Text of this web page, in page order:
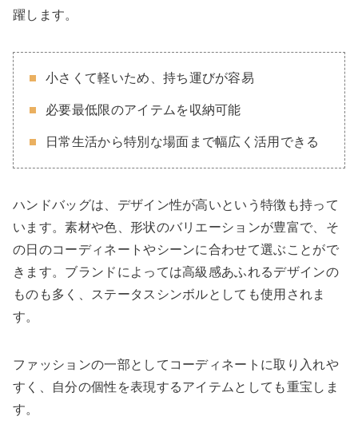
躍します。
小さくて軽いため、持ち運びが容易
必要最低限のアイテムを収納可能
日常生活から特別な場面まで幅広く活用できる
ハンドバッグは、デザイン性が高いという特徴も持って
います。素材や色、形状のバリエーションが豊富で、そ
の日のコーディネートやシーンに合わせて選ぶことがで
きます。ブランドによっては高級感あふれるデザインの
ものも多く、ステータスシンボルとしても使用されま
す。
ファッションの一部としてコーディネートに取り入れや
すく、自分の個性を表現するアイテムとしても重宝しま
す。